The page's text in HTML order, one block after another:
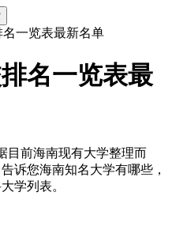
名一览表最新名单
名一览表最
目前海南现有大学整理而
诉您海南知名大学有哪些，
学列表。